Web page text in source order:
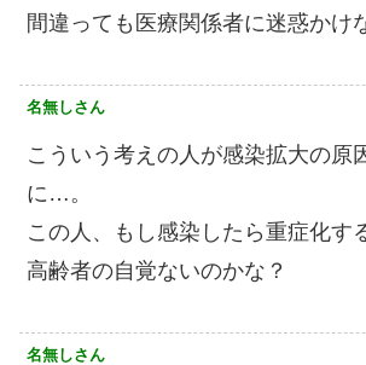
間違っても医療関係者に迷惑かけ
名無しさん
こういう考えの人が感染拡大の原
に…。
この人、もし感染したら重症化す
高齢者の自覚ないのかな？
名無しさん